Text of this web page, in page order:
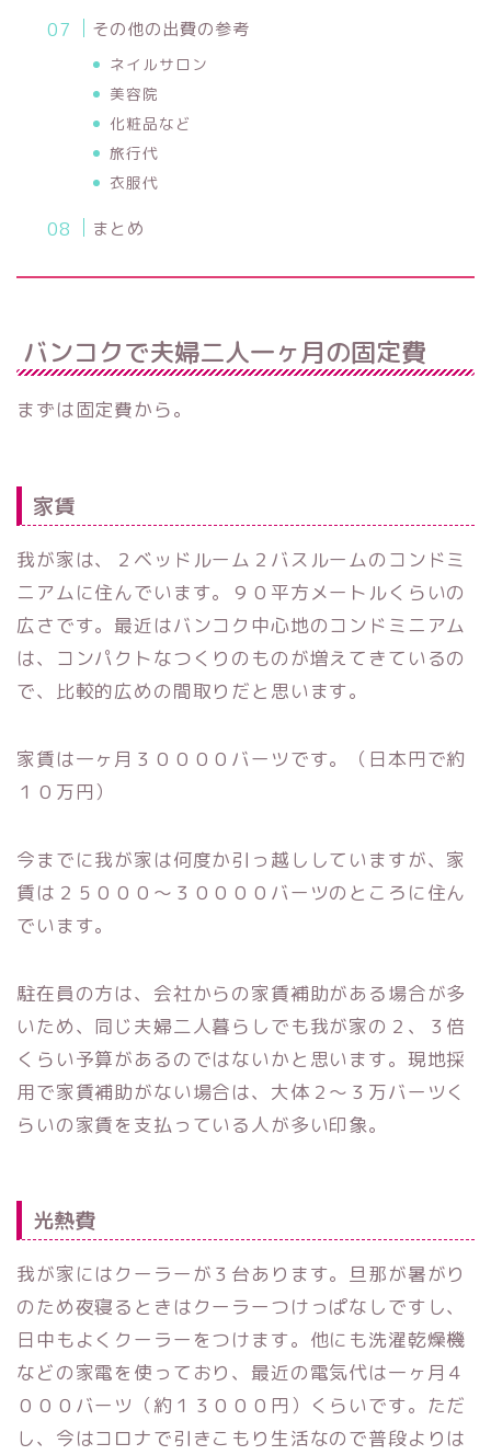
その他の出費の参考
ネイルサロン
美容院
化粧品など
旅行代
衣服代
まとめ
バンコクで夫婦二人一ヶ月の固定費
まずは固定費から。
家賃
我が家は、２ベッドルーム２バスルームのコンドミ
ニアムに住んでいます。９０平方メートルくらいの
広さです。最近はバンコク中心地のコンドミニアム
は、コンパクトなつくりのものが増えてきているの
で、比較的広めの間取りだと思います。
家賃は一ヶ月３００００バーツです。（日本円で約
１０万円）
今までに我が家は何度か引っ越ししていますが、家
賃は２５０００〜３００００バーツのところに住ん
でいます。
駐在員の方は、会社からの家賃補助がある場合が多
いため、同じ夫婦二人暮らしでも我が家の２、３倍
くらい予算があるのではないかと思います。現地採
用で家賃補助がない場合は、大体２〜３万バーツく
らいの家賃を支払っている人が多い印象。
光熱費
我が家にはクーラーが３台あります。旦那が暑がり
のため夜寝るときはクーラーつけっぱなしですし、
日中もよくクーラーをつけます。他にも洗濯乾燥機
などの家電を使っており、最近の電気代は一ヶ月４
０００バーツ（約１３０００円）くらいです。ただ
し、今はコロナで引きこもり生活なので普段よりは